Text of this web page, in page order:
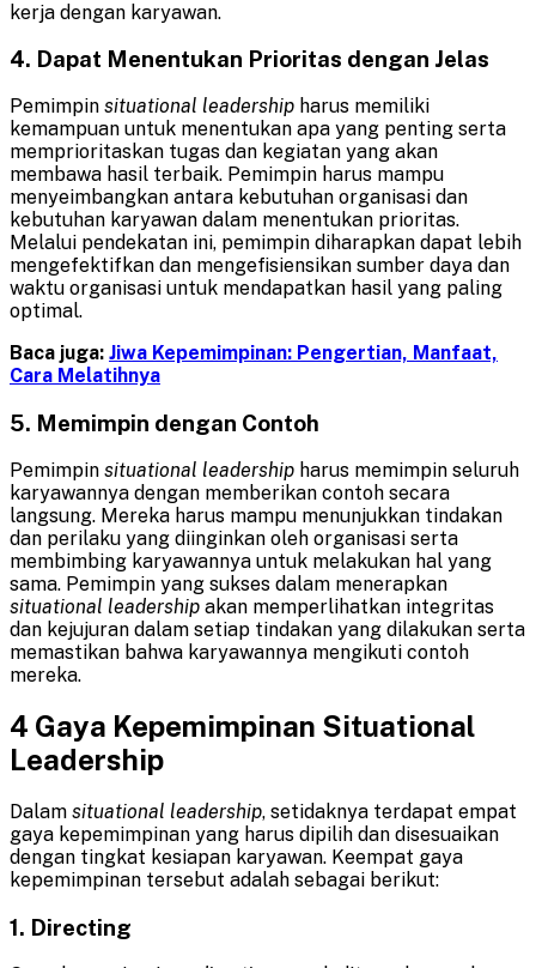
kerja dengan karyawan.
4. Dapat Menentukan Prioritas dengan Jelas
Pemimpin situational leadership harus memiliki
kemampuan untuk menentukan apa yang penting serta
memprioritaskan tugas dan kegiatan yang akan
membawa hasil terbaik. Pemimpin harus mampu
menyeimbangkan antara kebutuhan organisasi dan
kebutuhan karyawan dalam menentukan prioritas.
Melalui pendekatan ini, pemimpin diharapkan dapat lebih
mengefektifkan dan mengefisiensikan sumber daya dan
waktu organisasi untuk mendapatkan hasil yang paling
optimal.
Baca juga: Jiwa Kepemimpinan: Pengertian, Manfaat,
Cara Melatihnya
5. Memimpin dengan Contoh
Pemimpin situational leadership harus memimpin seluruh
karyawannya dengan memberikan contoh secara
langsung. Mereka harus mampu menunjukkan tindakan
dan perilaku yang diinginkan oleh organisasi serta
membimbing karyawannya untuk melakukan hal yang
sama. Pemimpin yang sukses dalam menerapkan
situational leadership akan memperlihatkan integritas
dan kejujuran dalam setiap tindakan yang dilakukan serta
memastikan bahwa karyawannya mengikuti contoh
mereka.
4 Gaya Kepemimpinan Situational
Leadership
Dalam situational leadership, setidaknya terdapat empat
gaya kepemimpinan yang harus dipilih dan disesuaikan
dengan tingkat kesiapan karyawan. Keempat gaya
kepemimpinan tersebut adalah sebagai berikut:
1. Directing